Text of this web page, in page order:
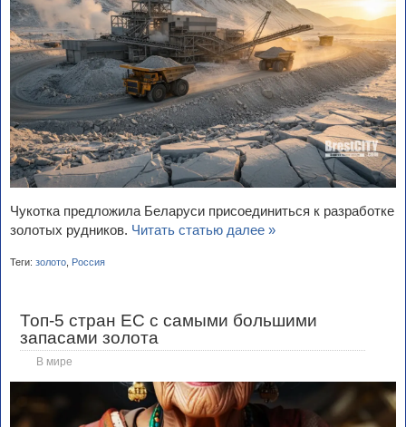
Чукотка предложила Беларуси присоединиться к разработке
золотых рудников. Читать статью далее »
Теги: золото Россия
Топ-5 стран ЕС с самыми большими
запасами золота
В мире